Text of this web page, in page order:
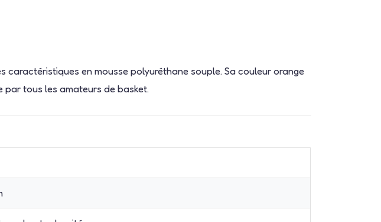
en mousse polyuréthane souple. Sa couleur orange
par tous les amateurs de basket.